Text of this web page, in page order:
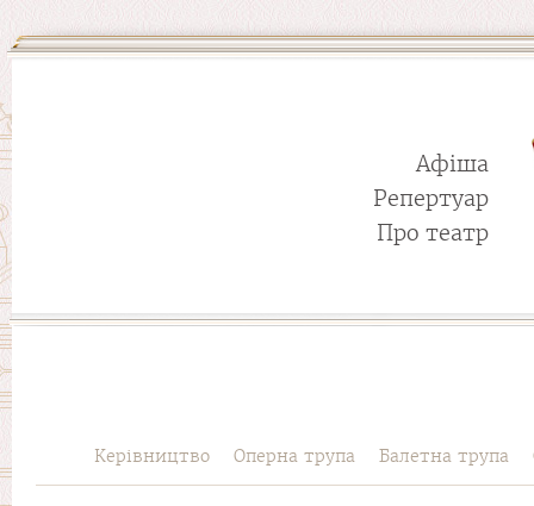
Афіша
Репертуар
Про театр
Керівництво Оперна трупа Балетна трупа